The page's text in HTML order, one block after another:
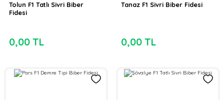
Tolun F1 Tatlı Sivri Biber
Fidesi
0,00 TL
Tanaz F1 Sivri Biber Fidesi
0,00 TL